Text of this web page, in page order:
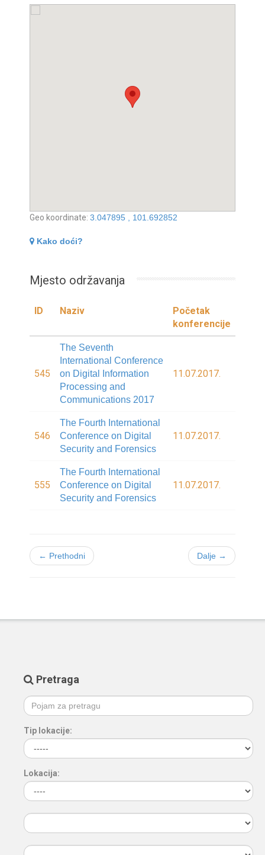
Geo koordinate: 3.047895 , 101.692852
Kako doći?
Mjesto održavanja
ID Naziv
Početak
konferencije
545
The Seventh
International Conference
on Digital Information
Processing and
Communications 2017
11.07.2017.
546
The Fourth International
Conference on Digital
Security and Forensics
11.07.2017.
555
The Fourth International
Conference on Digital
Security and Forensics
11.07.2017.
← Prethodni Dalje →
Pretraga
Tip lokacije:
Lokacija: